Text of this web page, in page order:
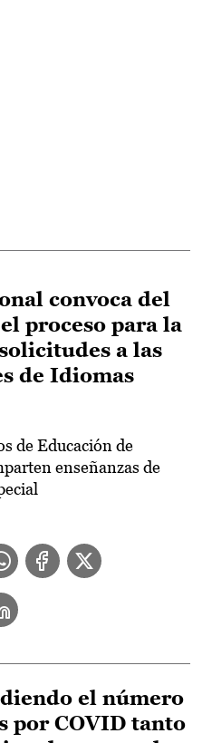
convoca del
proceso para la
a las
de Idiomas
de Educación de
enseñanzas de
el número
por COVID tanto